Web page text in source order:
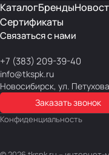
КаталогБренды
Сертификаты
Связаться с нами
+7 (383) 209-39-40
info@tkspk.ru
Новосибирск, ул.
Заказать звонок
Конфиденциальность